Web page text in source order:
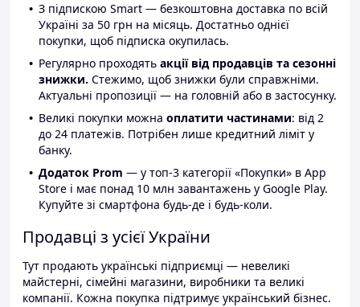
З підпискою Smart — безкоштовна доставка по всій
Україні за 50 грн на місяць. Достатньо однієї
покупки, щоб підписка окупилась.
Регулярно проходять акції від продавців та сезонні
знижки. Стежимо, щоб знижки були справжніми.
Актуальні пропозиції — на головній або в застосунку.
Великі покупки можна оплатити частинами: від 2
до 24 платежів. Потрібен лише кредитний ліміт у
банку.
Додаток Prom — у топ-3 категорії «Покупки» в App
Store і має понад 10 млн завантажень у Google Play.
Купуйте зі смартфона будь-де і будь-коли.
Продавці з усієї України
Тут продають українські підприємці — невеликі
майстерні, сімейні магазини, виробники та великі
компанії. Кожна покупка підтримує український бізнес.